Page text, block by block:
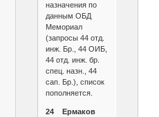
назначения по
данным ОБД
Мемориал
(запросы 44 отд.
инж. Бр., 44 ОИБ,
44 отд. инж. бр.
спец. назн., 44
сап. Бр.), список
пополняется.
24 Ермаков